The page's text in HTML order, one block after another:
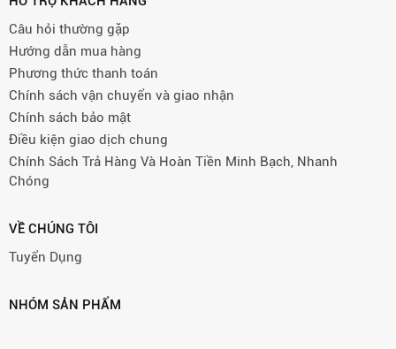
Câu hỏi thường gặp
Hướng dẫn mua hàng
Phương thức thanh toán
Chính sách vận chuyển và giao nhận
Chính sách bảo mật
Điều kiện giao dịch chung
Chính Sách Trả Hàng Và Hoàn Tiền Minh Bạch, Nhanh
Chóng
VỀ CHÚNG TÔI
Tuyển Dụng
NHÓM SẢN PHẨM